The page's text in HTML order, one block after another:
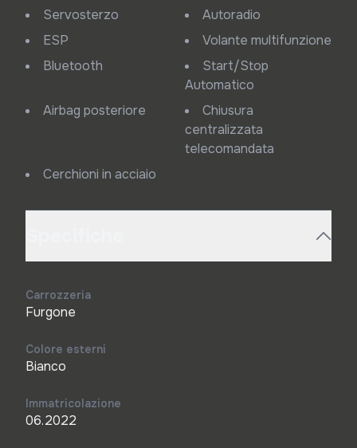
Servosterzo
Autoradio
ESP
Volante multifunzione
Bluetooth
Start/Stop
Automatico
Airbag posteriore
Chiusura
centralizzata
telecomandata
Cerchioni in acciaio
Carrozzeria
Furgone
Colore esterni
Bianco
Immatricolazione
06.2022